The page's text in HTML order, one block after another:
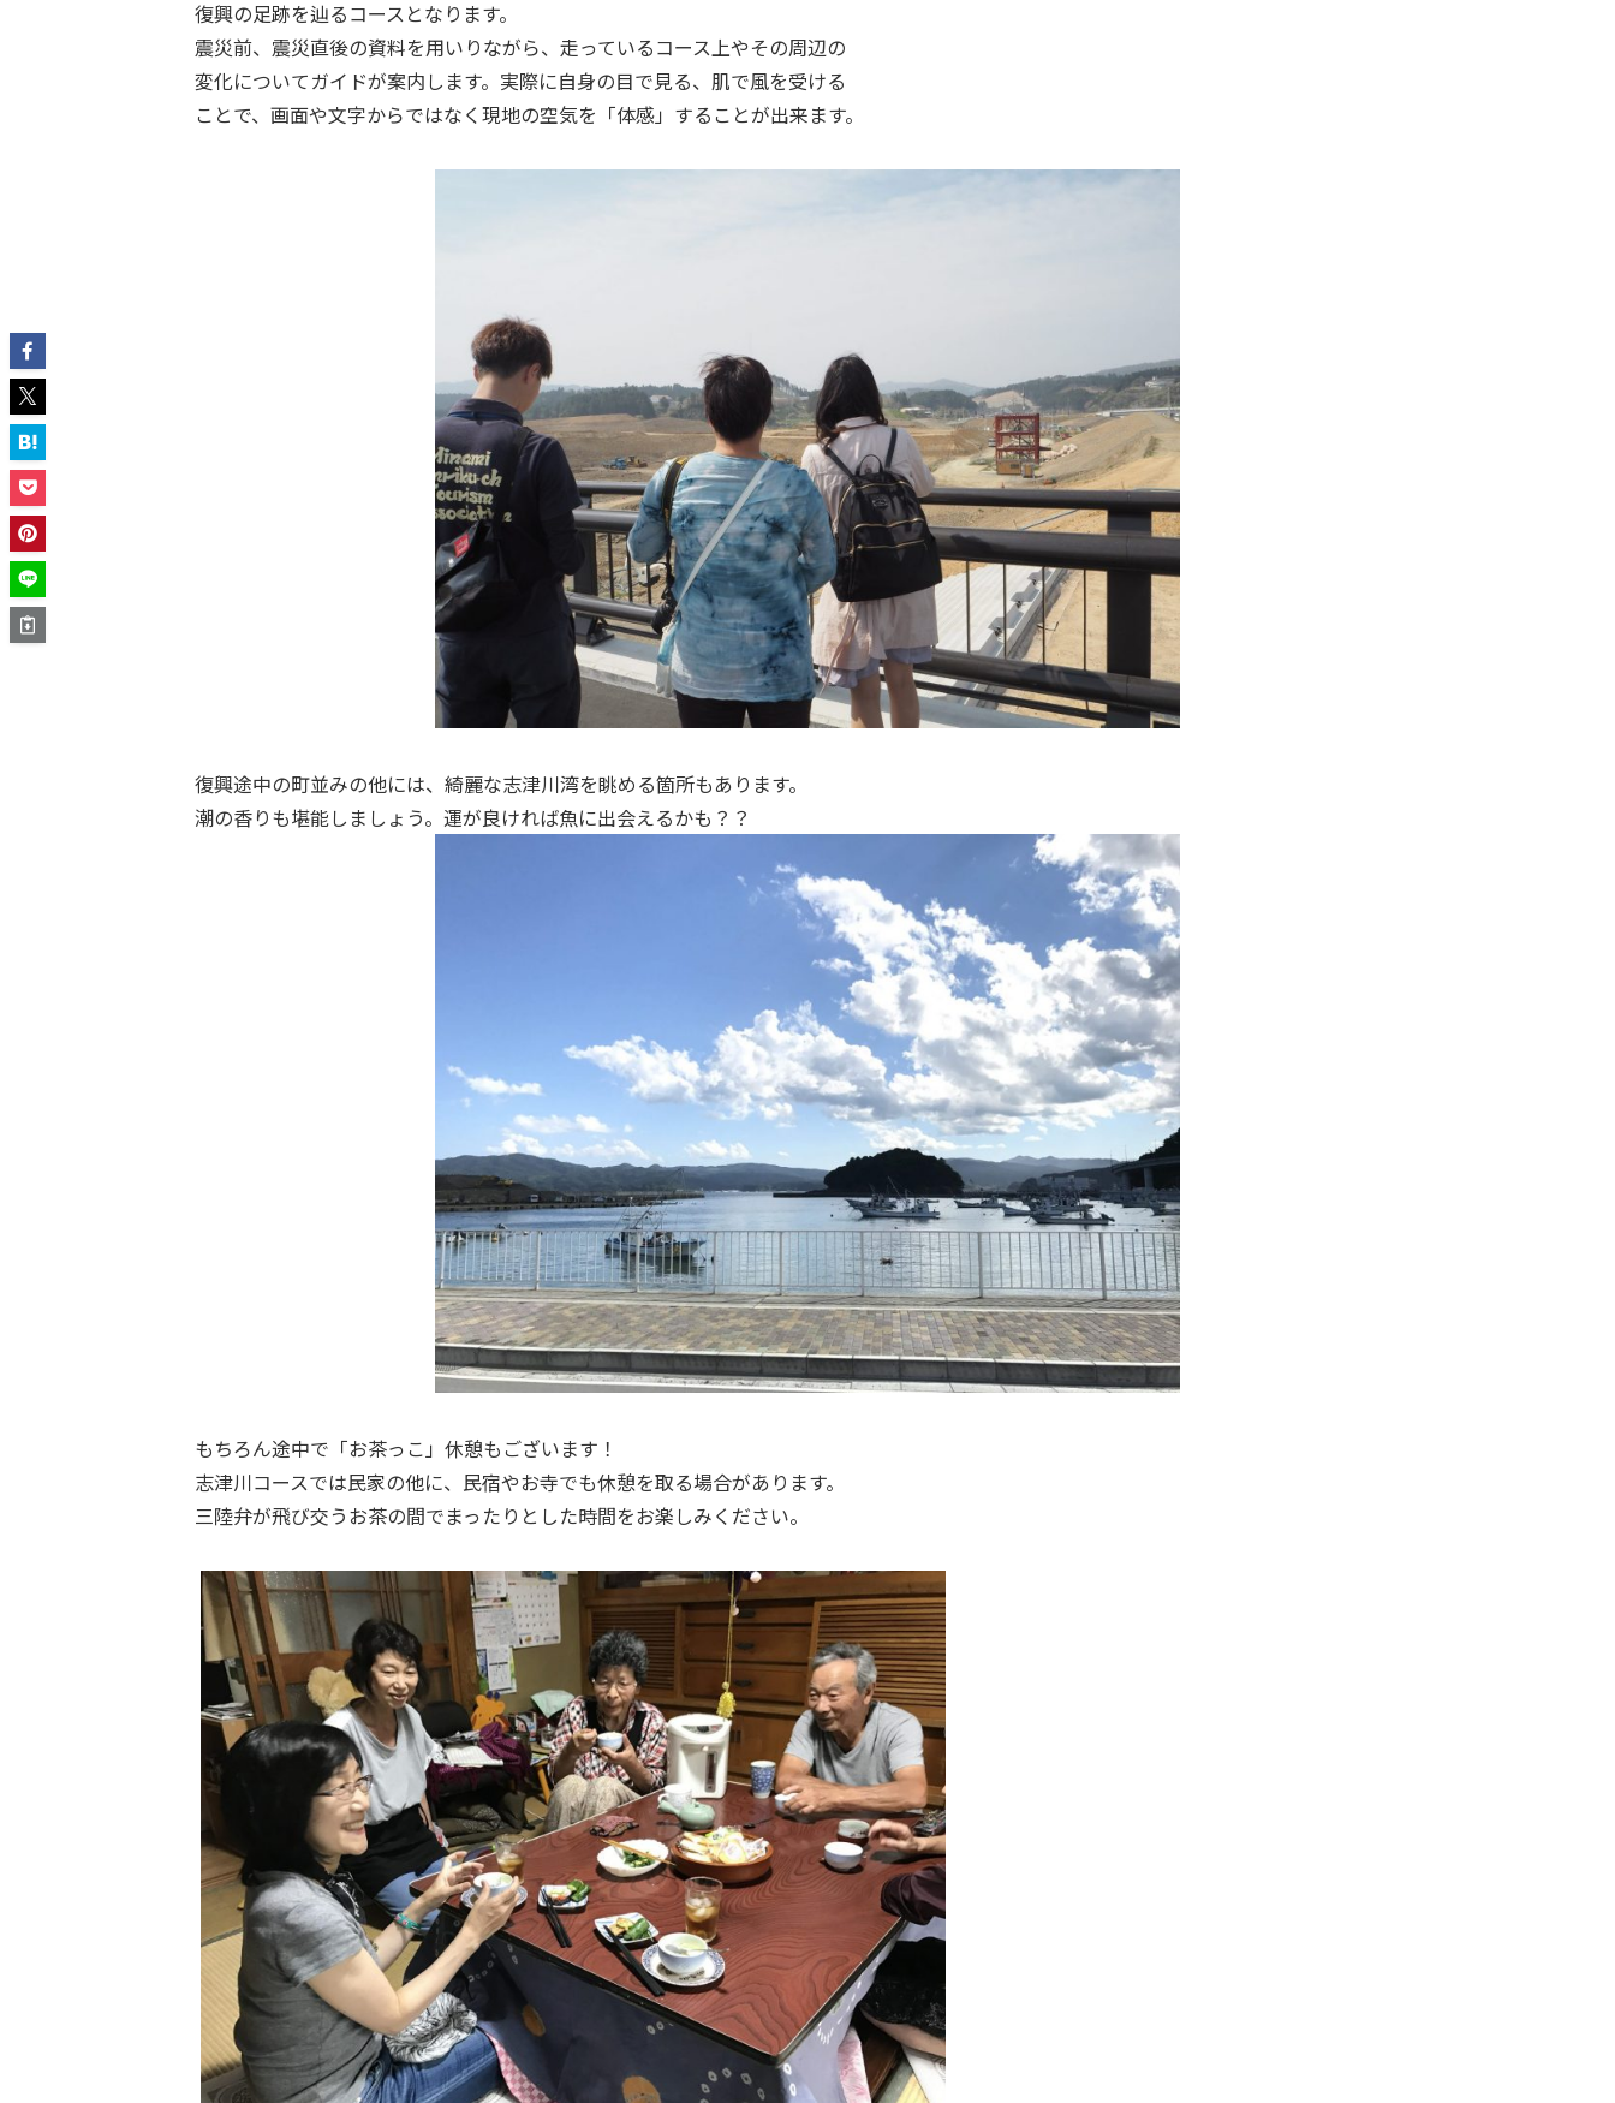
復興の足跡を辿るコースとなります。
震災前、震災直後の資料を用いりながら、走っているコース上やその周辺の
変化についてガイドが案内します。実際に自身の目で見る、肌で風を受ける
ことで、画面や文字からではなく現地の空気を「体感」することが出来ます。
復興途中の町並みの他には、綺麗な志津川湾を眺める箇所もあります。
潮の香りも堪能しましょう。運が良ければ魚に出会えるかも？？
もちろん途中で「お茶っこ」休憩もございます！
志津川コースでは民家の他に、民宿やお寺でも休憩を取る場合があります。
三陸弁が飛び交うお茶の間でまったりとした時間をお楽しみください。